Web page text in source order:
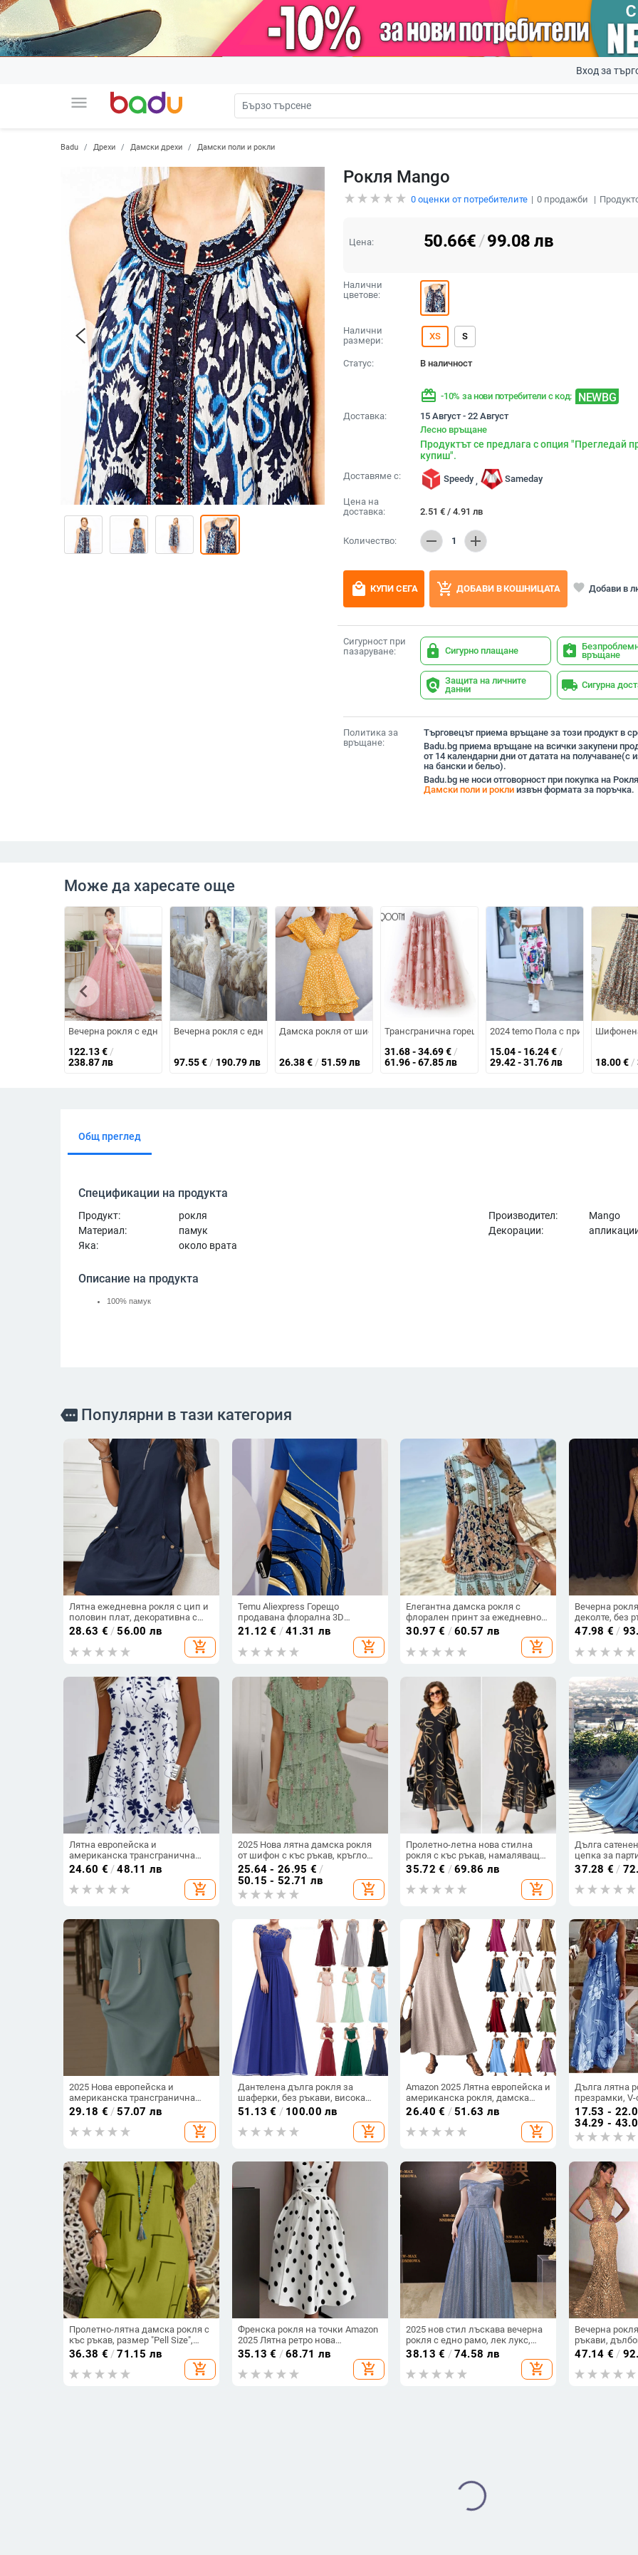
menu
Вход за
Badu Дрехи Дамски дрехи Дамски поли и рокли
Рокля Mango
0оценки от потребителите 0продажби
Цена: 50.66€/99.08 лв
Налични
цветове:
Налични
размери:
XS S
Статус: В наличност
redeem -10% за нови потребители с код: NEWBG
Доставка:
15 Август - 22 Август
Лесно връщане
Продуктът се предлага с опция "Прегледай
купиш".
Доставяме с: Speedy , Sameday
Цена на
доставка:
2.51 € / 4.91 лв
Количество: remove 1 add
local_mall КУПИ СЕГА add_shopping_cart ДОБАВИ В КОШНИЦАТА favorite Добави в
Сигурност при
пазаруване:
lock Сигурно плащане assignment_return връщане
policy Защита на личните
данни
local_shipping Сигурна
Политика за
връщане:
Търговецът приема връщане за този продукт в
Badu.bg приема връщане на всички закупени
от 14 календарни дни от датата на получаване(с
на бански и бельо).
Badu.bg не носи отговорност при покупка на
Дамски поли и роклиизвън формата за поръчка.
Може да харесате още
Вечерна рокля с едно рамо и мъниста, полиестрова материя, висока талия, дълга пола
122.13€ /
238.87 лв
Вечерна рокля с едно рамо и пайети, силует рибена опашка, дълга пола, полиестер, зимна 2025
97.55€ / 190.79 лв
Дамска рокля от шифон с флорален принт и V-образно деколте, ръкав лотосов
26.38€ / 51.59 лв
Трансгранична горещо продавана бродирана пола,
31.68 - 34.69€ /
61.96 - 67.85 лв
2024 temo Пола с принт
15.04 - 16.24€ /
29.42 - 31.76 лв
18.00€ /
chevron_left
Общ преглед
Спецификации на продукта
Продукт: рокля Производител:
Mango
Материал:
памук Декорации:
Яка:
около врата
Описание на продукта
100% памук
more Популярни в тази категория
Лятна ежедневна рокля с цип и
половин плат, декоративна с
двоен джоб и къс ръкав
28.63 € /56.00 лв
add_shopping_cart
Temu Aliexpress Горещо
продавана флорална 3D
дигитален печат модна
ежедневна широка дамска
рокля с кръгло деколте
21.12 € /41.31 лв
add_shopping_cart
Елегантна дамска рокля с
флорален принт за ежедневно
пътуване до работа, европейска
и американска, трансгранична,
Amazon, 2025 г.
30.97 € /60.57 лв
add_shopping_cart
Вечерна
деколте, без
талия, дълга
полиестер, цип
47.98 € /
Лятна европейска и
американска трансгранична
износна рокля без ръкави с
флорален принт от Amazon
Independent Station Temu за жени
24.60 € /48.11 лв
add_shopping_cart
2025 Нова лятна дамска рокля
от шифон с къс ръкав, кръгло
деколте и къси пластове, на
Amazon Independent Station,
европейска и американска
трансгранична рокля
25.64 - 26.95 € /
50.15 - 52.71 лв
add_shopping_cart
Пролетно-летна нова стилна
рокля с къс ръкав, намаляваща
възрастта, за жени с големи
размери
35.72 € /69.86 лв
add_shopping_cart
Дълга
цепка за
събития
37.28 € /
2025 Нова европейска и
американска трансгранична
елегантна рокля с кръгло
деколте, универсална,
едноцветна, със страничен
29.18 € /57.07 лв
add_shopping_cart
Дантелена дълга рокля за
шаферки, без ръкави, висока
талия, дълга вечерна рокля;
основна тъкан 90–95%
полиестерна дантела
51.13 € / 100.00 лв
add_shopping_cart
Amazon 2025 Лятна европейска и
американска рокля, дамска
рокля без ръкави, V-образно
деколте, цип на гърба, елегантна
дълга пола от едно парче
26.40 € /51.63 лв
add_shopping_cart
Дълга лятна
презрамки, V-
А-линия, без
средна;
полиестер
17.53 -
34.29 -
Пролетно-лятна дамска рокля с
къс ръкав, размер "Pell Size",
моден принт 2025, нова
европейска и американска
рокля с кръгло деколте и средна
36.38 € /71.15 лв
add_shopping_cart
Френска рокля на точки Amazon
2025 Лятна ретро нова
темпераментна талия Тънка
пола за жени
35.13 € /68.71 лв
add_shopping_cart
2025 нов стил лъскава вечерна
рокля с едно рамо, лек лукс,
нишова, тънка, висок клас,
водеща, висок клас тост рокля
38.13 € /74.58 лв
add_shopping_cart
Вечерна
ръкави,
деколте,
полиестерна
47.14 € /